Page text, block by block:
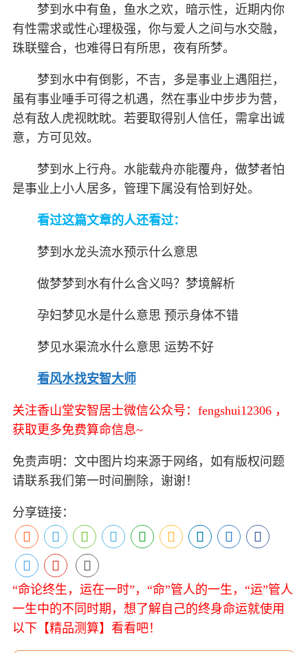
梦到水中有鱼，鱼水之欢，暗示性，近期内你
有性需求或性心理极强，你与爱人之间与水交融，
珠联璧合，也难得日有所思，夜有所梦。
梦到水中有倒影，不吉，多是事业上遇阻拦，
虽有事业唾手可得之机遇，然在事业中步步为营，
总有敌人虎视眈眈。若要取得别人信任，需拿出诚
意，方可见效。
梦到水上行舟。水能载舟亦能覆舟，做梦者怕
是事业上小人居多，管理下属没有恰到好处。
看过这篇文章的人还看过：
梦到水龙头流水预示什么意思
做梦梦到水有什么含义吗？梦境解析
孕妇梦见水是什么意思 预示身体不错
梦见水渠流水什么意思 运势不好
看风水找安智大师
关注香山堂安智居士微信公众号：fengshui12306 ，
获取更多免费算命信息~
免责声明：文中图片均来源于网络，如有版权问题
请联系我们第一时间删除，谢谢！
分享链接：
“命论终生，运在一时”，“命”管人的一生，“运”管人
一生中的不同时期，想了解自己的终身命运就使用
以下【精品测算】看看吧！